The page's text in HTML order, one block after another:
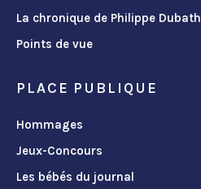
La chronique de Philippe Dubath
Points de vue
PLACE PUBLIQUE
Hommages
Jeux-Concours
Les bébés du journal